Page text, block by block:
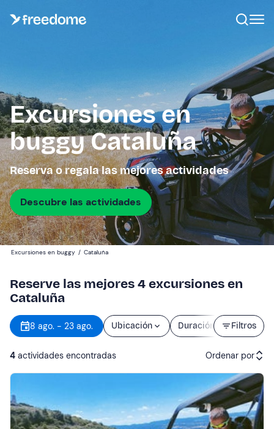
Excursiones en
buggy Cataluña
Reserva o regala las mejores actividades
Descubre las actividades
Excursiones en buggy / Cataluña
Reserve las mejores 4 excursiones en
Cataluña
Filtros
8 ago. - 23 ago. Ubicación Duración Precio
4 actividades encontradas Ordenar por
Actividades recomendadas
Precio (de menor a mayor)